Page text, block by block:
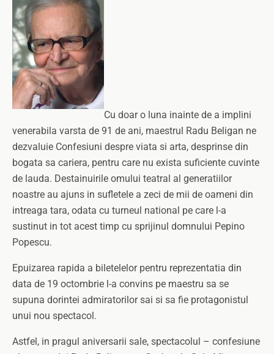
Cu doar o luna inainte de a implini
venerabila varsta de 91 de ani, maestrul Radu Beligan ne
dezvaluie Confesiuni despre viata si arta, desprinse din
bogata sa cariera, pentru care nu exista suficiente cuvinte
de lauda. Destainuirile omului teatral al generatiilor
noastre au ajuns in sufletele a zeci de mii de oameni din
intreaga tara, odata cu turneul national pe care l-a
sustinut in tot acest timp cu sprijinul domnului Pepino
Popescu.
Epuizarea rapida a biletelelor pentru reprezentatia din
data de 19 octombrie l-a convins pe maestru sa se
supuna dorintei admiratorilor sai si sa fie protagonistul
unui nou spectacol.
Astfel, in pragul aniversarii sale, spectacolul – confesiune